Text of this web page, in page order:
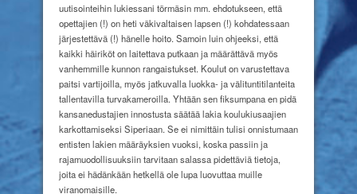
uutisointeihin lukiessani törmäsin mm. ehdotukseen, että
opettajien (!) on heti väkivaltaisen lapsen (!) kohdatessaan
järjestettävä (!) hänelle hoito. Samoin luin ohjeeksi, että
kaikki häiriköt on laitettava putkaan ja määrättävä myös
vanhemmille kunnon rangaistukset. Koulut on varustettava
paitsi vartijoilla, myös jatkuvalla luokka- ja välituntitilanteita
tallentavilla turvakameroilla. Yhtään sen fiksumpana en pidä
kansanedustajien innostusta säätää lakia koulukiusaajien
karkottamiseksi Siperiaan. Se ei nimittäin tulisi onnistumaan
entisten lakien määräyksien vuoksi, koska passiin ja
rajamuodollisuuksiin tarvitaan salassa pidettäviä tietoja,
joita ei hädänkään hetkellä ole lupa luovuttaa muille
viranomaisille.